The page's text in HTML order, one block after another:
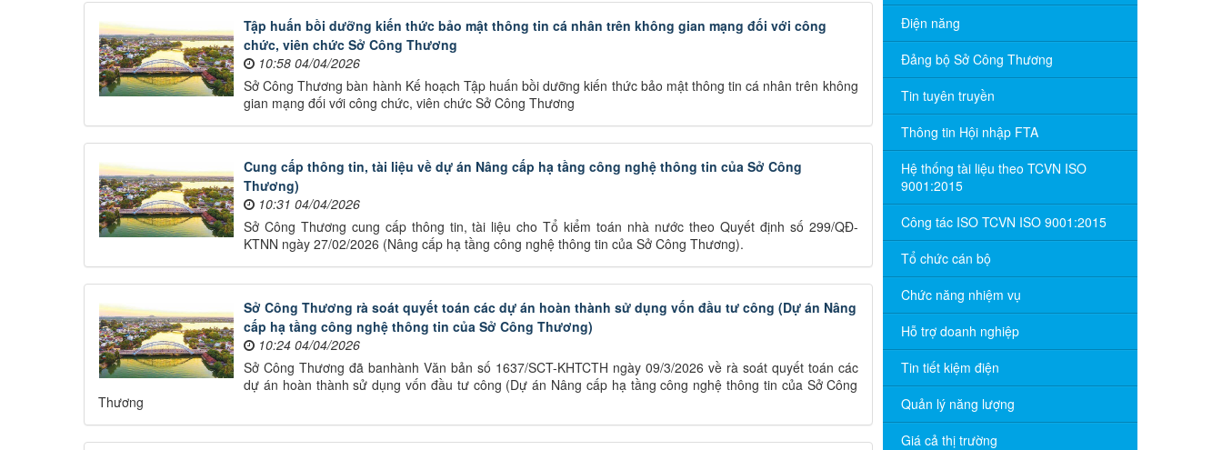
Tập huấn bồi dưỡng kiến thức bảo mật thông tin cá nhân trên không gian mạng đối với công
chức, viên chức Sở Công Thương
10:58 04/04/2026
Sở Công Thương bàn hành Kế hoạch Tập huấn bồi dưỡng kiến thức bảo mật thông tin cá nhân trên không
gian mạng đối với công chức, viên chức Sở Công Thương
Cung cấp thông tin, tài liệu về dự án Nâng cấp hạ tầng công nghệ thông tin của Sở Công
Thương)
10:31 04/04/2026
Sở Công Thương cung cấp thông tin, tài liệu cho Tổ kiểm toán nhà nước theo Quyết định số 299/QĐ-
KTNN ngày 27/02/2026 (Nâng cấp hạ tầng công nghệ thông tin của Sở Công Thương).
Sở Công Thương rà soát quyết toán các dự án hoàn thành sử dụng vốn đầu tư công (Dự án Nâng
cấp hạ tầng công nghệ thông tin của Sở Công Thương)
10:24 04/04/2026
Sở Công Thương đã banhành Văn bản số 1637/SCT-KHTCTH ngày 09/3/2026 về rà soát quyết toán các
dự án hoàn thành sử dụng vốn đầu tư công (Dự án Nâng cấp hạ tầng công nghệ thông tin của Sở Công
Thương
Điện năng
Đảng bộ Sở Công Thương
Tin tuyên truyền
Thông tin Hội nhập FTA
Hệ thống tài liệu theo TCVN ISO
9001:2015
Công tác ISO TCVN ISO 9001:2015
Tổ chức cán bộ
Chức năng nhiệm vụ
Hỗ trợ doanh nghiệp
Tin tiết kiệm điện
Quản lý năng lượng
Giá cả thị trường